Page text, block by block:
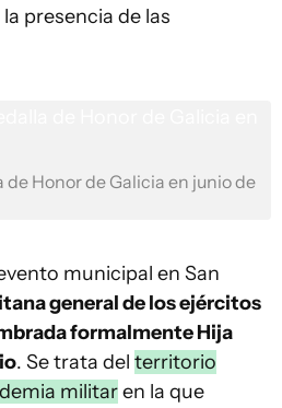
presencia de las
Honor de Galicia en junio de
municipal en San
general de los ejércitos
formalmente Hija
. Se trata del territorio
militaren la que